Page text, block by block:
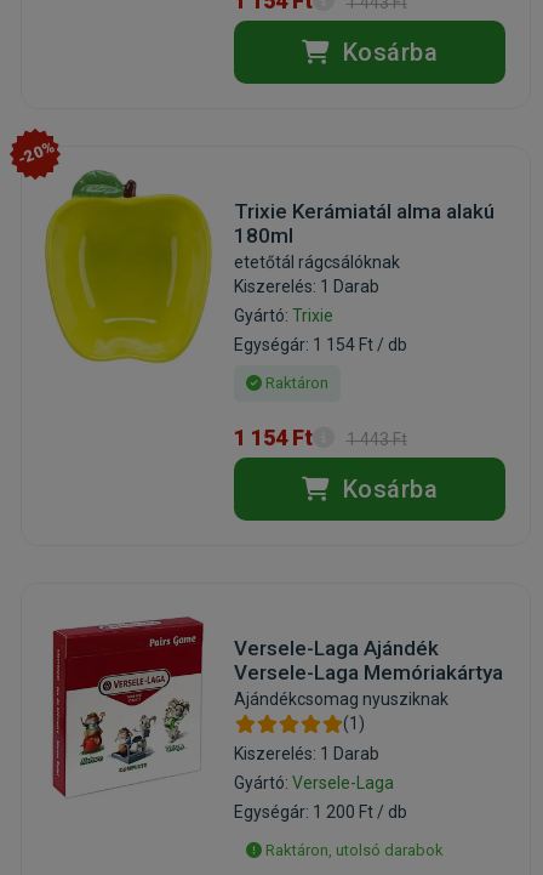
Kosárba
-20%
Trixie Kerámiatál alma alakú
180ml
etetőtál rágcsálóknak
Kiszerelés: 1 Darab
Gyártó: Trixie
Egységár: 1 154 Ft / db
Raktáron
1 154 Ft 1 443 Ft
Kosárba
Versele-Laga Ajándék
Versele-Laga Memóriakártya
Ajándékcsomag nyusziknak
(1)
Kiszerelés: 1 Darab
Gyártó: Versele-Laga
Egységár: 1 200 Ft / db
Raktáron, utolsó darabok